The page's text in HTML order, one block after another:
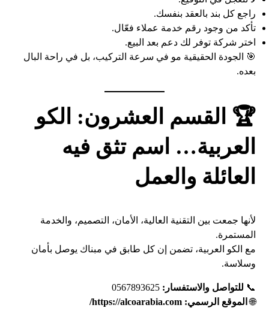
راجع كل بند بالعقد بنفسك.
تأكد من وجود رقم خدمة عملاء فعّال.
اختر شركة توفر لك دعم بعد البيع.
🎯 الجودة الحقيقية مو في سرعة التركيب، بل في راحة البال
بعده.
🏆 القسم العشرون: الكو
العربية… اسم تثق فيه
العائلة والعمل
لأنها جمعت بين التقنية العالية، الأمان، التصميم، والخدمة
المستمرة.
مع الكو العربية، تضمن إن كل طابق في مبناك يوصل بأمان
وسلاسة.
📞 للتواصل والاستفسار: 0567893625
🌐 الموقع الرسمي: https://alcoarabia.com/